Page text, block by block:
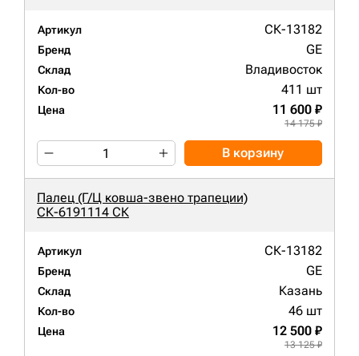
Артикул СК-13182
Бренд GE
Склад Владивосток
Кол-во 411 шт
Цена 11 600 ₽
14 175 ₽
В корзину
Палец (Г/Ц ковша-звено трапеции)
СК-6191114 СК
Артикул СК-13182
Бренд GE
Склад Казань
Кол-во 46 шт
Цена 12 500 ₽
13 125 ₽